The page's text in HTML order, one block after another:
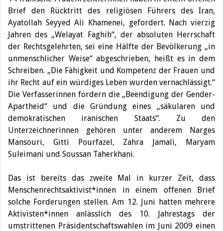
Brief den Rücktritt des religiösen Führers des Iran,
Ayatollah Seyyed Ali Khamenei, gefordert. Nach vierzig
Jahren des „Welayat Faghih“, der absoluten Herrschaft
der Rechtsgelehrten, sei eine Hälfte der Bevölkerung „in
unmenschlicher Weise“ abgeschrieben, heißt es in dem
Schreiben. „Die Fähigkeit und Kompetenz der Frauen und
ihr Recht auf ein würdiges Leben wurden vernachlässigt.“
Die Verfasserinnen fordern die „Beendigung der Gender-
Apartheid“ und die Gründung eines „säkularen und
demokratischen iranischen Staats“. Zu den
Unterzeichnerinnen gehören unter anderem Narges
Mansouri, Gitti Pourfazel, Zahra Jamali, Maryam
Suleimani und Soussan Taherkhani.
Das ist bereits das zweite Mal in kurzer Zeit, dass
Menschenrechtsaktivist*innen in einem offenen Brief
solche Forderungen stellen. Am 12. Juni hatten mehrere
Aktivisten*innen anlässlich des 10. Jahrestags der
umstrittenen Präsidentschaftswahlen im Juni 2009 einen